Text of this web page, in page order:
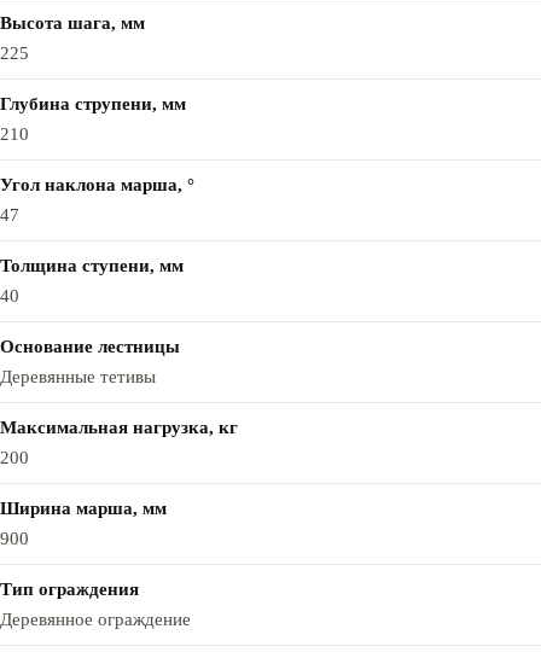
Высота шага, мм
225
Глубина струпени, мм
210
Угол наклона марша, °
47
Толщина ступени, мм
40
Основание лестницы
Деревянные тетивы
Максимальная нагрузка, кг
200
Ширина марша, мм
900
Тип ограждения
Деревянное ограждение